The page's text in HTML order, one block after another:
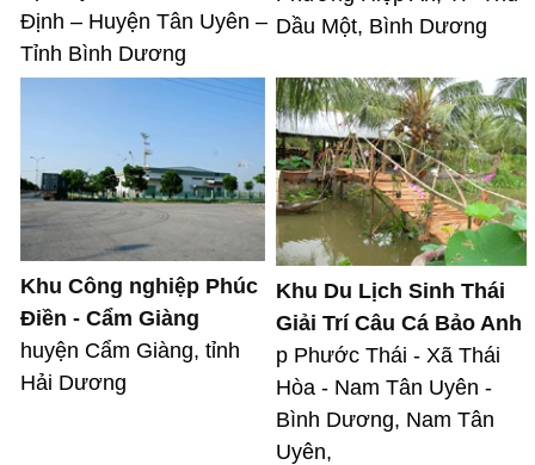
Định – Huyện Tân Uyên –
Tỉnh Bình Dương
Dầu Một, Bình Dương
Khu Công nghiệp Phúc
Điền - Cẩm Giàng
huyện Cẩm Giàng, tỉnh
Hải Dương
Khu Du Lịch Sinh Thái
Giải Trí Câu Cá Bảo Anh
p Phước Thái - Xã Thái
Hòa - Nam Tân Uyên -
Bình Dương, Nam Tân
Uyên,